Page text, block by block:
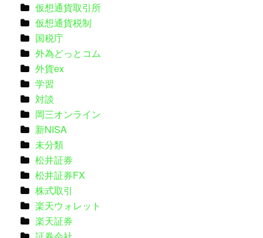
仮想通貨取引所
仮想通貨税制
国税庁
外為どっとコム
外貨ex
学習
対談
岡三オンライン
新NISA
未分類
松井証券
松井証券FX
株式取引
楽天ウォレット
楽天証券